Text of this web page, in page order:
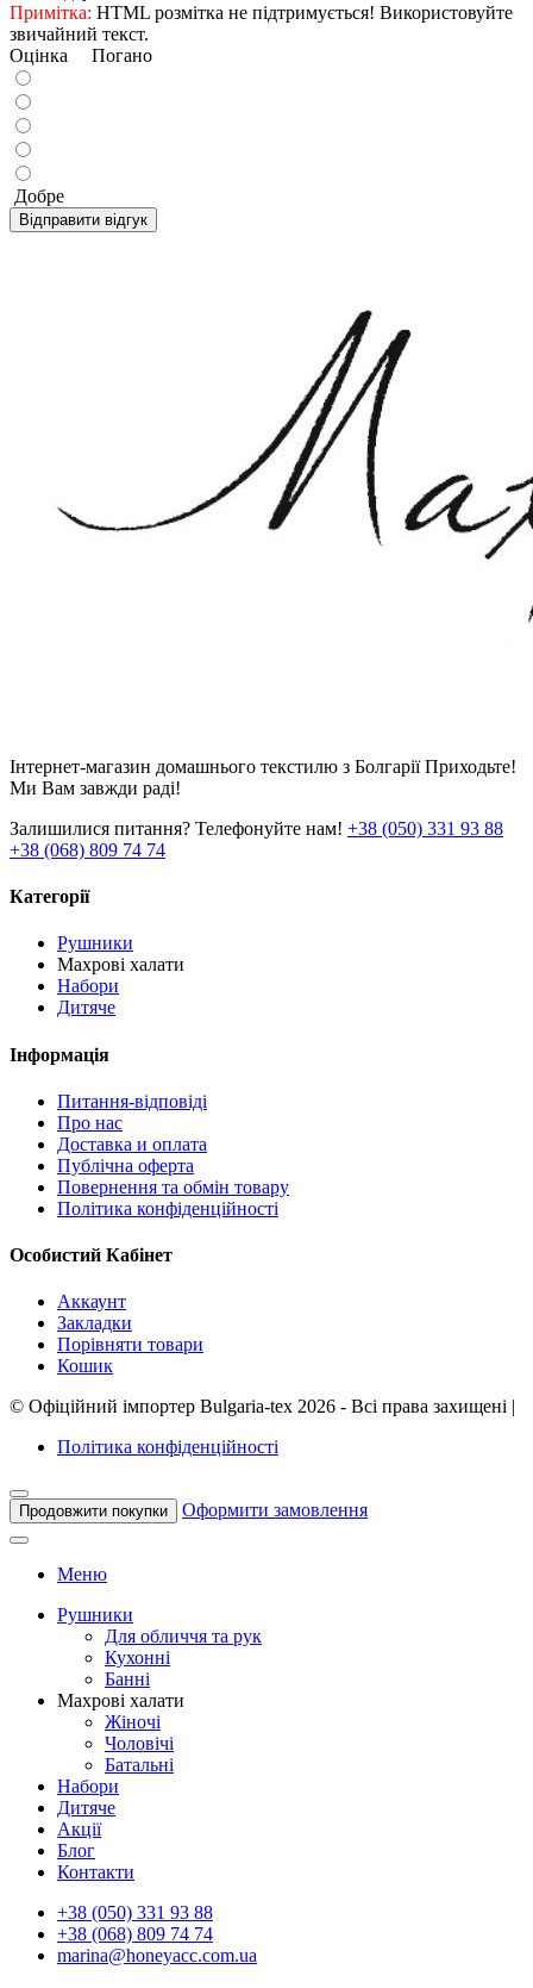
Примітка: HTML розмітка не підтримується! Використовуйте
звичайний текст.
Оцінка Погано
Добре
Відправити відгук
Інтернет-магазин домашнього текстилю з Болгарії Приходьте!
Ми Вам завжди раді!
Залишилися питання? Телефонуйте нам! +38 (050) 331 93 88
+38 (068) 809 74 74
Категорії
Рушники
Махрові халати
Набори
Дитяче
Інформація
Питання-відповіді
Про нас
Доставка и оплата
Публічна оферта
Повернення та обмін товару
Політика конфіденційності
Особистий Кабінет
Аккаунт
Закладки
Порівняти товари
Кошик
© Офіційний імпортер Bulgaria-tex 2026 - Всі права захищені |
Політика конфіденційності
Продовжити покупки Оформити замовлення
Меню
Рушники
Для обличчя та рук
Кухонні
Банні
Махрові халати
Жіночі
Чоловічі
Батальні
Набори
Дитяче
Акції
Блог
Контакти
+38 (050) 331 93 88
+38 (068) 809 74 74
marina@honeyacc.com.ua